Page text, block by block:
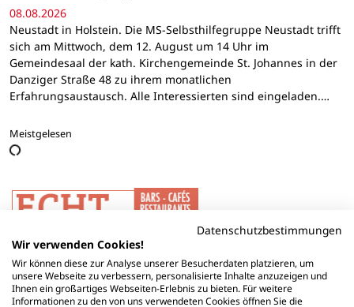
08.08.2026
Neustadt in Holstein. Die MS-Selbsthilfegruppe Neustadt trifft
sich am Mittwoch, dem 12. August um 14 Uhr im
Gemeindesaal der kath. Kirchengemeinde St. Johannes in der
Danziger Straße 48 zu ihrem monatlichen
Erfahrungsaustausch. Alle Interessierten sind eingeladen.…
Meistgelesen
Datenschutzbestimmungen
Wir verwenden Cookies!
Wir können diese zur Analyse unserer Besucherdaten platzieren, um
unsere Webseite zu verbessern, personalisierte Inhalte anzuzeigen und
Ihnen ein großartiges Webseiten-Erlebnis zu bieten. Für weitere
Informationen zu den von uns verwendeten Cookies öffnen Sie die